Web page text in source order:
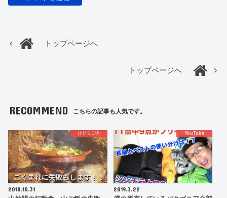
トップページへ
トップページへ
RECOMMEND こちらの記事も人気です。
ひとりごと
2018.10.31
YouTube
2019.3.22